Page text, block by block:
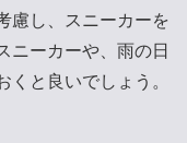
慮し、スニーカーを
ニーカーや、雨の日
と良いでしょう。